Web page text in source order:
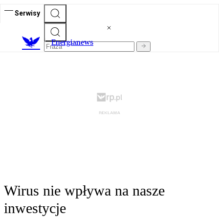
Serwisy
Energianews
Wirus nie wpływa na nasze
inwestycje